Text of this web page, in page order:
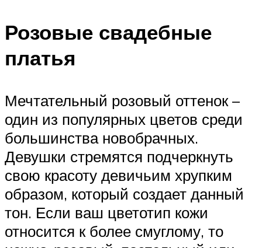
Розовые свадебные
платья
Мечтательный розовый оттенок –
один из популярных цветов среди
большинства новобрачных.
Девушки стремятся подчеркнуть
свою красоту девичьим хрупким
образом, который создает данный
тон. Если ваш цветотип кожи
относится к более смуглому, то